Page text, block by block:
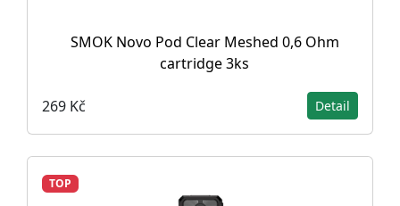
SMOK Novo Pod Clear Meshed 0,6 Ohm
cartridge 3ks
269 Kč Detail
TOP